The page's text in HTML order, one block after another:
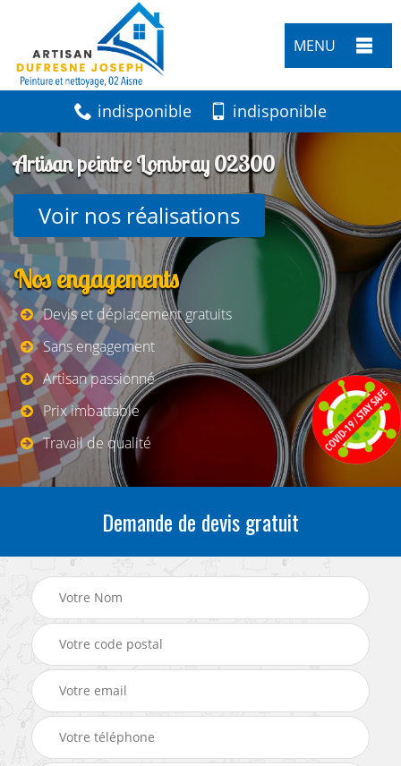
MENU
indisponible indisponible
Artisan peintre Lombray 02300
Voir nos réalisations
Nos engagements
Devis et déplacement gratuits
Sans engagement
Artisan passionné
Prix imbattable
Travail de qualité
Demande de devis gratuit